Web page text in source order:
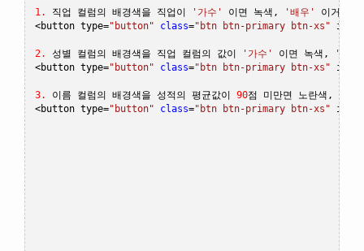
            fieldName
:
"field3"
},
            fieldName
: "field4"
            dataType
:
"number"
},
{
            fieldName
: "field5" ,
            dataType
1. 직업 컬럼의 배경색을 직업이 '가수' 이면 녹색, '배우' 이거나
<button type="button" class="btn btn-primary btn-xs" id
2. 성별 컬럼의 배경색을 직업 컬럼의 값이 '가수' 이면 녹색,
'배
<button type="button" class="btn btn-primary btn-xs" id
3. 이름 컬럼의 배경색을 성적의 평균값이 90점 미만면 노란색, 90
<button type="button" class="btn btn-primary btn-xs" id